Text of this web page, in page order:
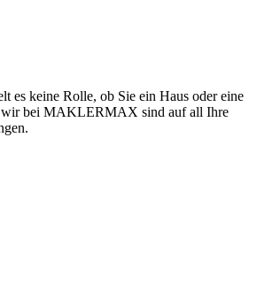
es keine Rolle, ob Sie ein Haus oder eine
wir bei MAKLERMAX sind auf all Ihre